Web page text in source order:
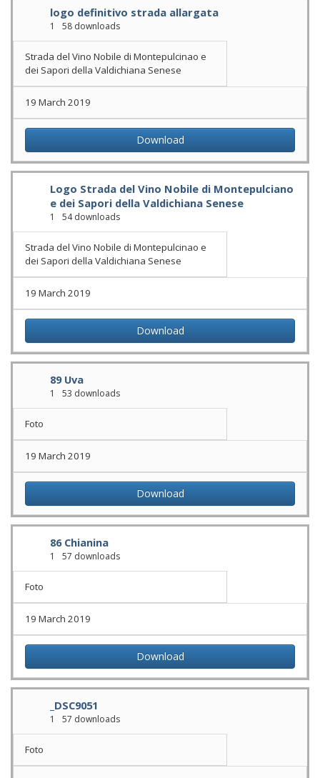
logo definitivo strada allargata
1 58 downloads
Strada del Vino Nobile di Montepulcinao e
dei Sapori della Valdichiana Senese
19 March 2019
Download
Logo Strada del Vino Nobile di Montepulciano
e dei Sapori della Valdichiana Senese
1 54 downloads
Strada del Vino Nobile di Montepulcinao e
dei Sapori della Valdichiana Senese
19 March 2019
Download
89 Uva
1 53 downloads
Foto
19 March 2019
Download
86 Chianina
1 57 downloads
Foto
19 March 2019
Download
_DSC9051
1 57 downloads
Foto